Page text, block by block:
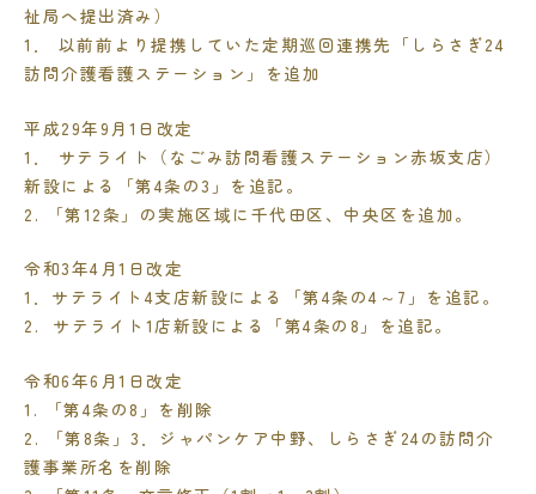
祉局へ提出済み）
1． 以前前より提携していた定期巡回連携先「しらさぎ24
訪問介護看護ステーション」を追加
平成29年9 月 1 日改定
1． サテライト（なごみ訪問看護ステーション赤坂支店）
新設による「第4条の3 」を追記。
2.
「第12条」の実施区域に千代田区、中央区を追加。
令和3年4 月1 日改定
1．サテライト 4支店新設による「第4条の4 ～ 7 」を追記。
2. サテライト 1店新設による「第4条の 8 」を追記。
令和6年6 月1 日改定
1. 「第4条の8 」を削除
2. 「第8条」 3 ．ジャパンケア中野、しらさぎ24の訪問介
護事業所名を削除